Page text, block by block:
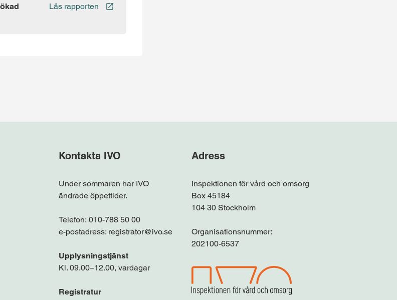
Läs rapporten
Kontakta IVO
Under sommaren har IVO
ändrade öppettider.
Telefon: 010-788 50 00
e-postadress: registrator@ivo.se
Upplysningstjänst
Kl. 09.00–12.00, vardagar
Registratur
Adress
Inspektionen för vård och omsorg
Box 45184
104 30 Stockholm
Organisationsnummer:
202100-6537